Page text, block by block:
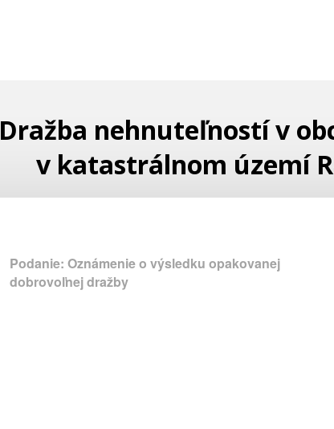
Dražba nehnuteľností v
v katastrálnom území
Podanie: Oznámenie o výsledku opakovanej
dobrovoľnej dražby